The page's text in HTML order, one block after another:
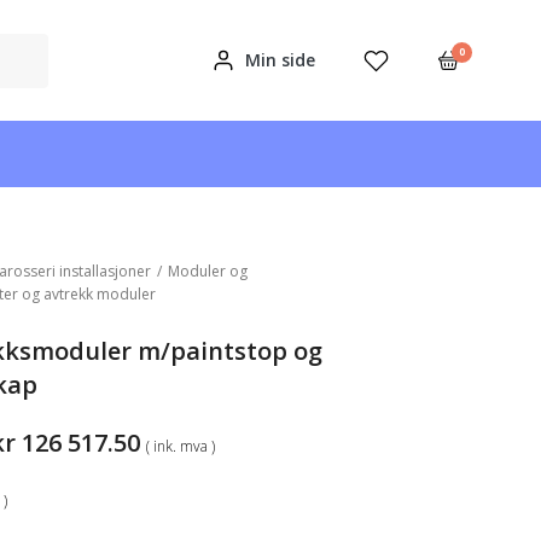
Min side 0
installasjoner / Moduler og
og avtrekk moduler
m/paintstop og
126 517.50Prisområde:
kr89
( ink. mva )